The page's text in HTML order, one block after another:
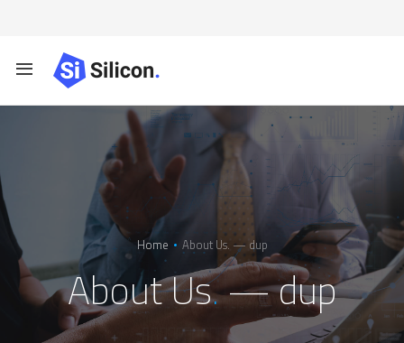
Home About Us. — dup
About Us.— dup